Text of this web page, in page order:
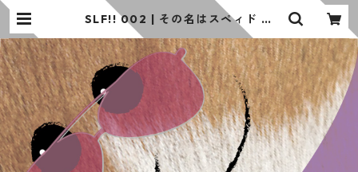
SLF!! 002 | その名はスペィド の